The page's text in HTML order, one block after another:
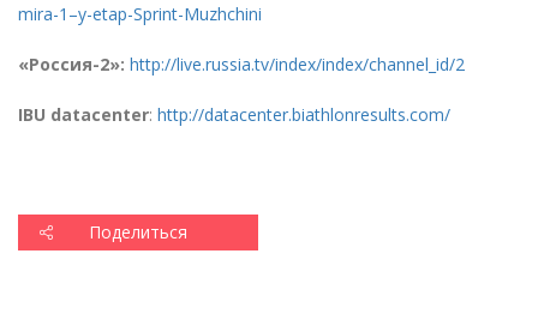
mira-1–y-etap-Sprint-Muzhchini
«Россия-2»: http://live.russia.tv/index/index/channel_id/2
IBU datacenter: http://datacenter.biathlonresults.com/
Поделиться